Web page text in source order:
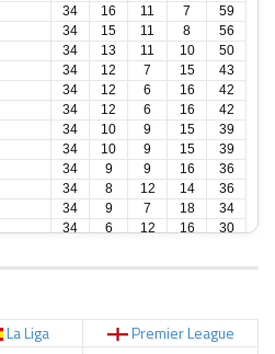
34 16 11 7
59
34 15 11 8
56
34 13 11 10
50
34 12 7 15
43
34 12 6 16
42
34 12 6 16
42
34 10 9 15
39
34 10 9 15
39
34 9 9 16
36
34 8 12 14
36
34 9 7 18
34
34 6 12 16
30
34 6 10 18
28
La Liga
Premier League